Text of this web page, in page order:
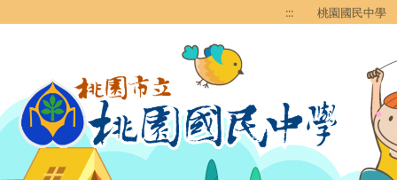
::: 桃園國民中學